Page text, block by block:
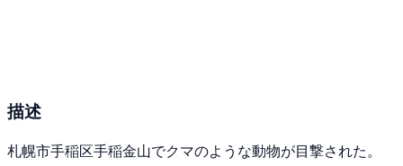
描述
札幌市手稲区手稲金山でクマのような動物が目撃された。